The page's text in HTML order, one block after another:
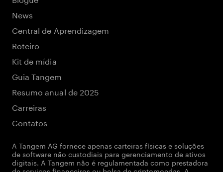
News
Central de Aprendizagem
Roteiro
Kit de mídia
Guia Tangem
Resumo anual de 2025
Carreiras
Contatos
A Tangem AG fornece apenas carteiras físicas e soluções
de software não custodiais para gerenciamento de ativos
digitais. A Tangem não é regulamentada como prestadora